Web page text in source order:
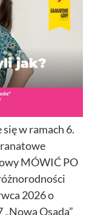
w ramach 6.
MÓWIĆ PO
2026 o
Osada”